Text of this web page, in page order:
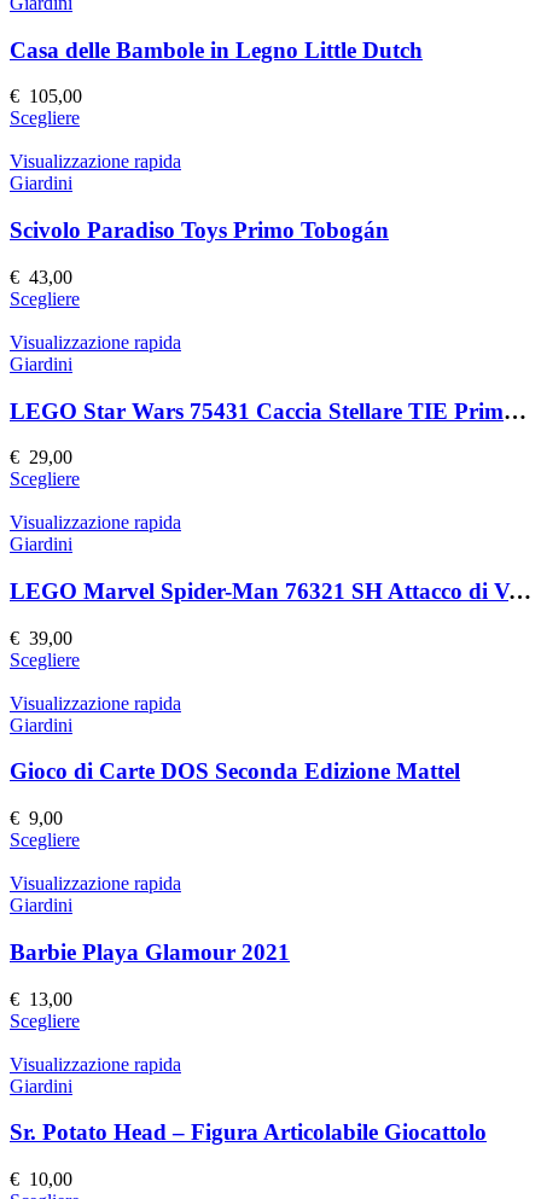
prodotto
Le
opzioni
possono
scelte
nella
pagina
prodotto
Casa delle Bambole in Legno Little Dutch
€ 105,00
ScegliereQuesto
ha
Le
opzioni
scelte
nella
pagina
prodotto
Visualizzazione rapida
Giardini
Scivolo Paradiso Toys Primo Tobogán
€ 43,00
ScegliereQuesto
ha
Le
opzioni
scelte
nella
pagina
prodotto
Visualizzazione rapida
Giardini
LEGO Star Wars 75431 Caccia Stellare TIE Primo Ordine
€ 29,00
ScegliereQuesto
ha
Le
opzioni
scelte
nella
pagina
prodotto
Visualizzazione rapida
Giardini
LEGO Marvel Spider-Man 76321 SH Attacco di Venom
€ 39,00
ScegliereQuesto
ha
Le
scelte
nella
pagina
prodotto
Visualizzazione rapida
Giardini
Gioco di Carte DOS Seconda Edizione Mattel
€ 9,00
ScegliereQuesto
ha
Le
opzioni
scelte
nella
pagina
prodotto
Visualizzazione rapida
Giardini
Barbie Playa Glamour 2021
€ 13,00
ScegliereQuesto
ha
Le
Visualizzazione rapida
Giardini
Sr. Potato Head – Figura Articolabile Giocattolo
€ 10,00